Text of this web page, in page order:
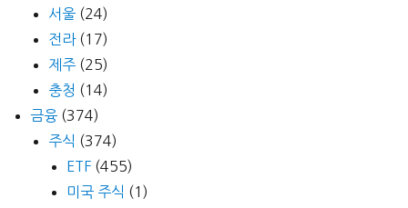
서울 (24)
전라(17)
제주 (25)
충청 (14)
금융 (374)
주식 (374)
ETF (455)
미국 주식 (1)